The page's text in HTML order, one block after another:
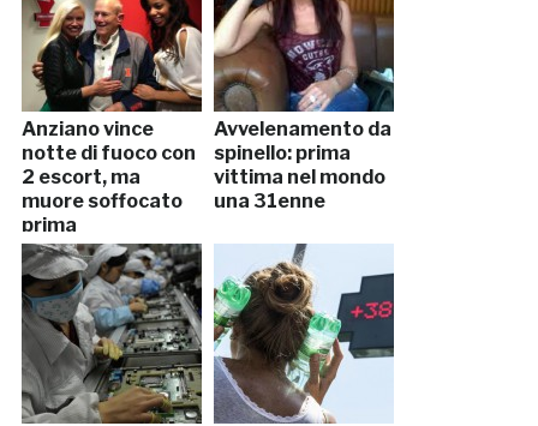
Anziano vince
notte di fuoco con
2 escort, ma
muore soffocato
prima
Avvelenamento da
spinello: prima
vittima nel mondo
una 31enne